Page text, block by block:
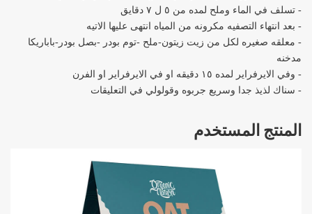
- تسلف في الماء وملح لمده من ٥ ل ٧ دقايق
- بعد انتهاء التصفيه مكرونه من المياه انتهى عليها الاتيه
- معلقه صغيره لكل من زيت زيتون-ملح -توم بودر -بصل بودر-باباريكا
مدخنه
- وفي الايرفراير لمده ١٥ دقيقه او في الايرفراير او الفرن
- سناك لذيذ جدا وسريع جربوه وقولولي في التعليقات
المنتج المستخدم